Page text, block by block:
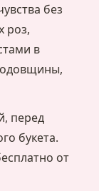
без
роз,
в
перед
букета.
от